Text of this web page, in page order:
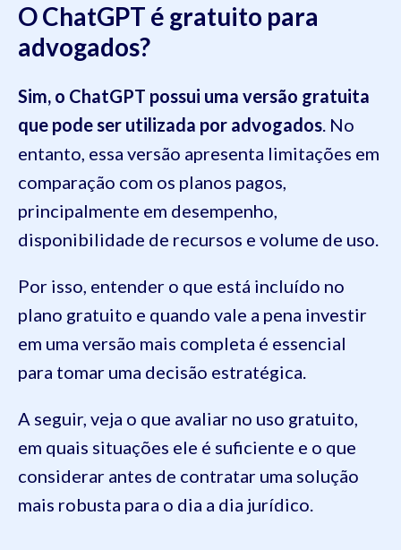
O ChatGPT é gratuito para
advogados?
Sim, o ChatGPT possui uma versão gratuita
que pode ser utilizada por advogados. No
entanto, essa versão apresenta limitações em
comparação com os planos pagos,
principalmente em desempenho,
disponibilidade de recursos e volume de uso.
Por isso, entender o que está incluído no
plano gratuito e quando vale a pena investir
em uma versão mais completa é essencial
para tomar uma decisão estratégica.
A seguir, veja o que avaliar no uso gratuito,
em quais situações ele é suficiente e o que
considerar antes de contratar uma solução
mais robusta para o dia a dia jurídico.